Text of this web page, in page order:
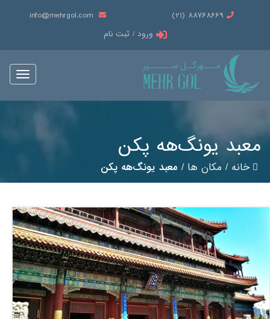
88768669 (21)
info@mehrgol.com
ورود / ثبت نام
Toggle
معبد یونگ‌هه پکن
خانه/ مکان ها/ معبد یونگ‌هه پکن